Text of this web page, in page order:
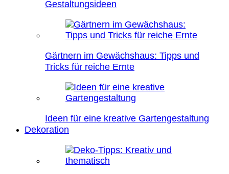
Gestaltungsideen
Gärtnern im Gewächshaus: Tipps und
Tricks für reiche Ernte
Ideen für eine kreative Gartengestaltung
Dekoration